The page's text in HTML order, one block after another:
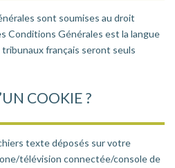
sont soumises au droit
Conditions Générales est la langue
tribunaux français seront seuls
COOKIE ?
texte déposés sur votre
télévision connectée/console de